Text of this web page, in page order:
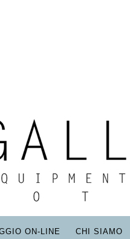
ON-LINE CHI SIAMO